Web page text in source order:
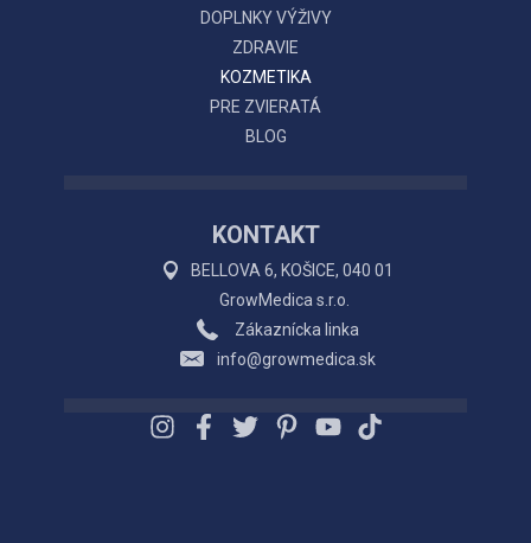
DOPLNKY VÝŽIVY
ZDRAVIE
KOZMETIKA
PRE ZVIERATÁ
BLOG
KONTAKT
BELLOVA 6, KOŠICE, 040 01
GrowMedica s.r.o.
Zákaznícka linka
info@growmedica.sk